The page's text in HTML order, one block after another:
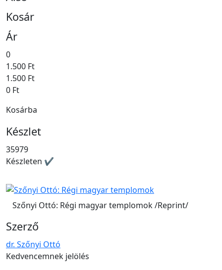
Kosár
Ár
0
1.500 Ft
1.500 Ft
0 Ft
Kosárba
Készlet
35979
Készleten ✔
Szőnyi Ottó: Régi magyar templomok /Reprint/
Szerző
dr. Szőnyi Ottó
Kedvencemnek jelölés